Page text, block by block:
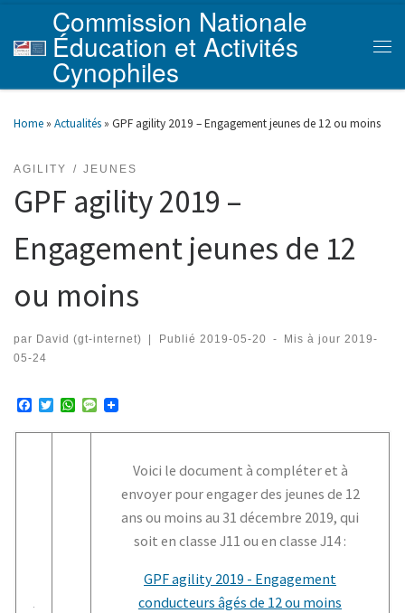
Skip to content
Commission Nationale
Éducation et Activités
Cynophiles
Home » Actualités » GPF agility 2019 – Engagement jeunes de 12 ou moins
AGILITY JEUNES
GPF agility 2019 –
Engagement jeunes de 12
ou moins
par David (gt-internet) Publié 2019-05-20 - Mis à jour 2019-
05-24
c
T
i
W
a
M
s
Voici le document à compléter et à
envoyer pour engager des jeunes de 12
ans ou moins au 31 décembre 2019, qui
soit en classe J11 ou en classe J14 :
GPF agility 2019 - Engagement
conducteurs âgés de 12 ou moins